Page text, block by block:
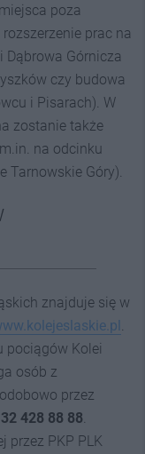
poza
prac na
Dąbrowa Górnicza
czy budowa
i Pisarach). W
zostanie także
na odcinku
Tarnowskie Góry).
znajduje się w
pociągów Kolei
osób z
przez
32 428 88 88
przez PKP PLK